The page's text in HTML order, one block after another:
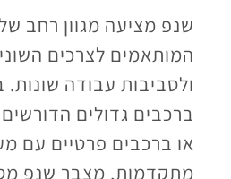
שנפ מציעה מגוון רחב
המותאמים לצרכים
ולסביבות עבודה שונות.
ברכבים גדולים
או ברכבים פרטיים עם
מתקדמות, מצבר שנפ